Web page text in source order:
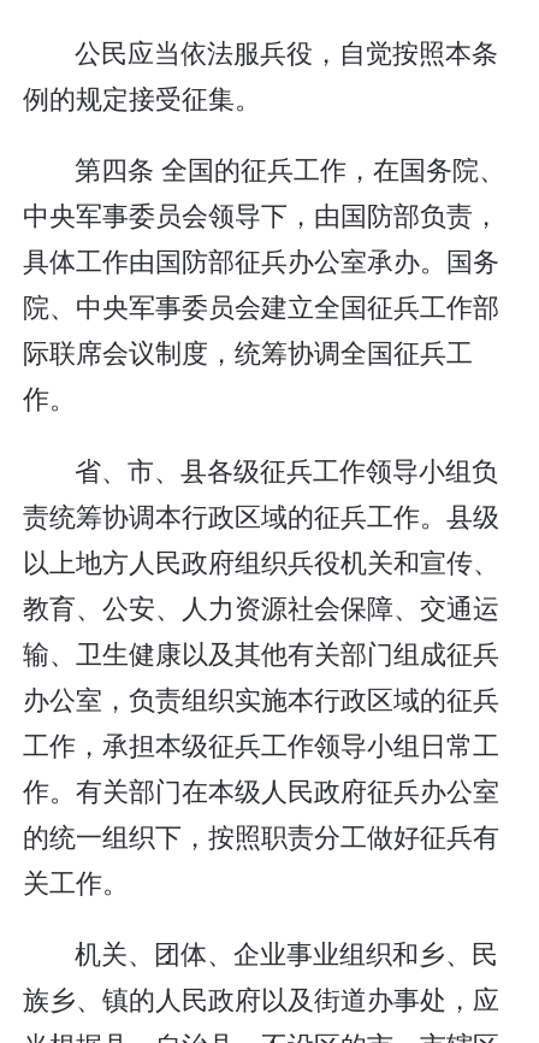
公民应当依法服兵役，自觉按照本条
例的规定接受征集。
第四条 全国的征兵工作，在国务院、
中央军事委员会领导下，由国防部负责，
具体工作由国防部征兵办公室承办。国务
院、中央军事委员会建立全国征兵工作部
际联席会议制度，统筹协调全国征兵工
作。
省、市、县各级征兵工作领导小组负
责统筹协调本行政区域的征兵工作。县级
以上地方人民政府组织兵役机关和宣传、
教育、公安、人力资源社会保障、交通运
输、卫生健康以及其他有关部门组成征兵
办公室，负责组织实施本行政区域的征兵
工作，承担本级征兵工作领导小组日常工
作。有关部门在本级人民政府征兵办公室
的统一组织下，按照职责分工做好征兵有
关工作。
机关、团体、企业事业组织和乡、民
族乡、镇的人民政府以及街道办事处，应